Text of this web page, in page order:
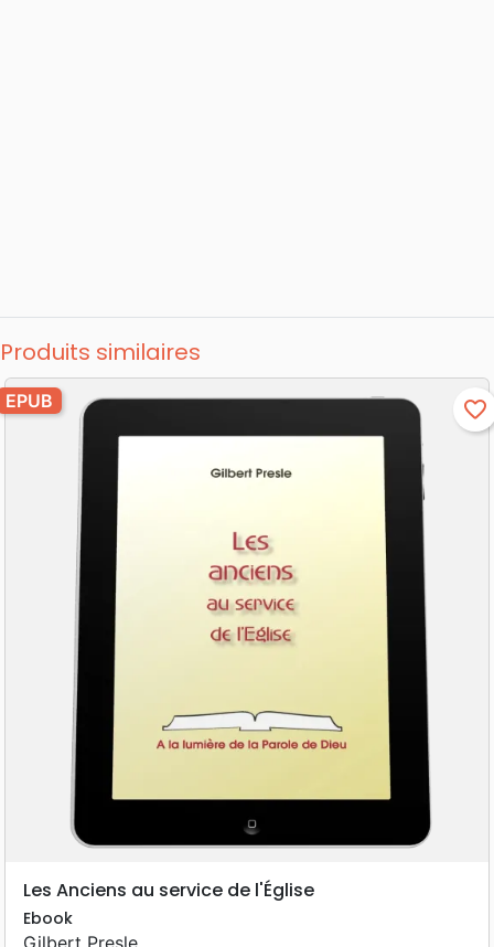
Produits similaires
EPUB favorite_border
Les Anciens au service de l'Église
Ebook